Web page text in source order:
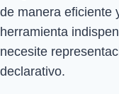
de manera eficiente
herramienta
necesite
declarativo.